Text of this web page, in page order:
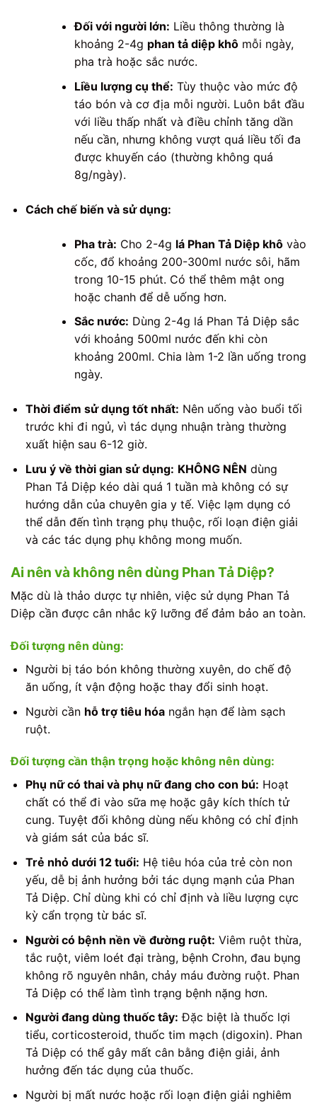
Đối với người lớn: Liều thông thường là
khoảng 2-4g phan tả diệp khômỗi ngày,
pha trà hoặc sắc nước.
Liều lượng cụ thể: Tùy thuộc vào mức độ
táo bón và cơ địa mỗi người. Luôn bắt đầu
với liều thấp nhất và điều chỉnh tăng dần
nếu cần, nhưng không vượt quá liều tối đa
được khuyến cáo (thường không quá
8g/ngày).
Cách chế biến và sử dụng:
Pha trà: Cho 2-4g lá Phan Tả Diệp khôvào
cốc, đổ khoảng 200-300ml nước sôi, hãm
trong 10-15 phút. Có thể thêm mật ong
hoặc chanh để dễ uống hơn.
Sắc nước: Dùng 2-4g lá Phan Tả Diệp sắc
với khoảng 500ml nước đến khi còn
khoảng 200ml. Chia làm 1-2 lần uống trong
ngày.
Thời điểm sử dụng tốt nhất: Nên uống vào buổi tối
trước khi đi ngủ, vì tác dụng nhuận tràng thường
xuất hiện sau 6-12 giờ.
Lưu ý về thời gian sử dụng: KHÔNG NÊN dùng
Phan Tả Diệp kéo dài quá 1 tuần mà không có sự
hướng dẫn của chuyên gia y tế. Việc lạm dụng có
thể dẫn đến tình trạng phụ thuộc, rối loạn điện giải
và các tác dụng phụ không mong muốn.
Ai nên và không nên dùng Phan Tả Diệp?
Mặc dù là thảo dược tự nhiên, việc sử dụng Phan Tả
Diệp cần được cân nhắc kỹ lưỡng để đảm bảo an toàn.
Đối tượng nên dùng:
Người bị táo bón không thường xuyên, do chế độ
ăn uống, ít vận động hoặc thay đổi sinh hoạt.
Người cần hỗ trợ tiêu hóangắn hạn để làm sạch
ruột.
Đối tượng cần thận trọng hoặc không nên dùng:
Phụ nữ có thai và phụ nữ đang cho con bú: Hoạt
chất có thể đi vào sữa mẹ hoặc gây kích thích tử
cung. Tuyệt đối không dùng nếu không có chỉ định
và giám sát của bác sĩ.
Trẻ nhỏ dưới 12 tuổi: Hệ tiêu hóa của trẻ còn non
yếu, dễ bị ảnh hưởng bởi tác dụng mạnh của Phan
Tả Diệp. Chỉ dùng khi có chỉ định và liều lượng cực
kỳ cẩn trọng từ bác sĩ.
Người có bệnh nền về đường ruột: Viêm ruột thừa,
tắc ruột, viêm loét đại tràng, bệnh Crohn, đau bụng
không rõ nguyên nhân, chảy máu đường ruột. Phan
Tả Diệp có thể làm tình trạng bệnh nặng hơn.
Người đang dùng thuốc tây: Đặc biệt là thuốc lợi
tiểu, corticosteroid, thuốc tim mạch (digoxin). Phan
Tả Diệp có thể gây mất cân bằng điện giải, ảnh
hưởng đến tác dụng của thuốc.
Người bị mất nước hoặc rối loạn điện giải nghiêm